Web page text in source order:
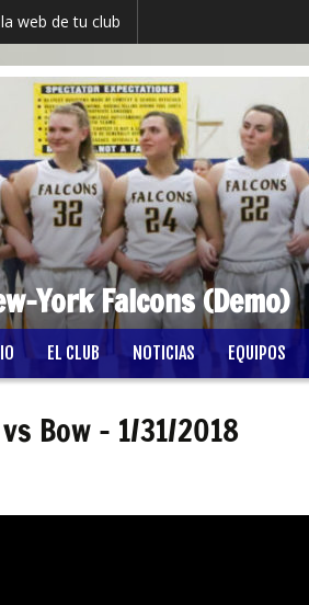
web de tu club
York Falcons (Demo)
EL CLUB NOTICIAS EQUIPOS
Bow – 1/31/2018